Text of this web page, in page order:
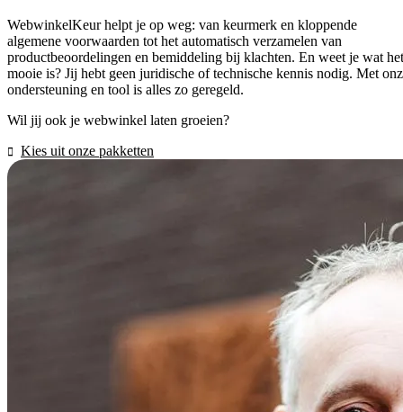
WebwinkelKeur helpt je op weg: van keurmerk en kloppende
algemene voorwaarden tot het automatisch verzamelen van
productbeoordelingen en bemiddeling bij klachten. En weet je wat het
mooie is? Jij hebt geen juridische of technische kennis nodig. Met
ondersteuning en tool is alles zo geregeld.
Wil jij ook je webwinkel laten groeien?
Kies uit onze pakketten